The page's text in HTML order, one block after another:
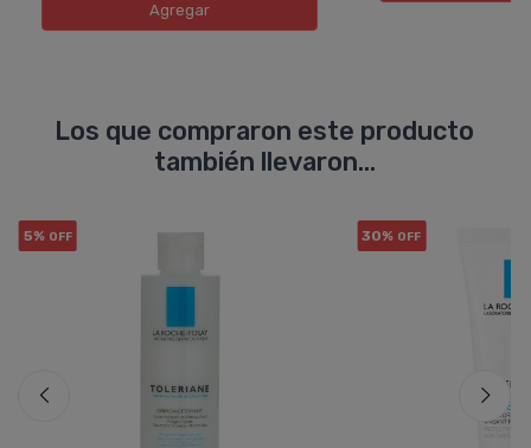
Agregar
Los que compraron este producto
también llevaron...
5% OFF 30% OFF